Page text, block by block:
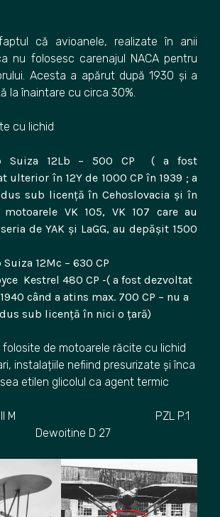
că avioanele, realizate în anii
nu folosesc carenajul NACA pentru
Acesta a apărut după 1930 și a
la înaintare cu circa 30%.
cu lichid
Suiza 12Lb – 500 CP ( a fost
ulterior în 12Y de 1000 CP în 1939 ; a
sub licență în Cehoslovacia și în
motoarele VK 105, VK 107 care au
de YAK și LaGG, au depășit 1500
12Mc – 630 CP
Kestrel 480 CP -( a fost dezvoltat
când a atins max. 700 CP – nu a
sub licență în nici o țară)
folosite de motoarele răcite cu lichid
instalațiile nefiind presurizate și înca
etilen glicolul ca agent termic
II M PZL P.1
D 27